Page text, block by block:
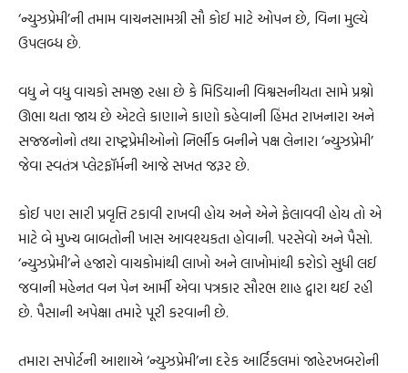
‘ન્યુઝપ્રેમી’ની તમામ વાચનસામગ્રી સૌ કોઈ માટે ઓપન છે, વિના મુલ્યે
ઉપલબ્ધ છે.
વધુ ને વધુ વાચકો સમજી રહ્યા છે કે મિડિયાની વિશ્વસનીયતા સામે પ્રશ્નો
ઊભા થતા જાય છે એટલે કાણાને કાણો કહેવાની હિંમત રાખનારા અને
સજ્જનોનો તથા રાષ્ટ્રપ્રેમીઓનો નિર્ભીક બનીને પક્ષ લેનારા ‘ન્યુઝપ્રેમી’
જેવા સ્વતંત્ર પ્લેટફૉર્મની આજે સખત જરૂર છે.
કોઈ પણ સારી પ્રવૃત્તિ ટકાવી રાખવી હોય અને એને ફેલાવવી હોય તો એ
માટે બે મુખ્ય બાબતોની ખાસ આવશ્યકતા હોવાની. પરસેવો અને પૈસો.
‘ન્યુઝપ્રેમી’ને હજારો વાચકોમાંથી લાખો અને લાખોમાંથી કરોડો સુધી લઈ
જવાની મહેનત વન પેન આર્મી એવા પત્રકાર સૌરભ શાહ દ્વારા થઈ રહી
છે. પૈસાની અપેક્ષા તમારે પૂરી કરવાની છે.
તમારા સપોર્ટની આશાએ ‘ન્યુઝપ્રેમી’ના દરેક આર્ટિકલમાં જાહેરખબરોની